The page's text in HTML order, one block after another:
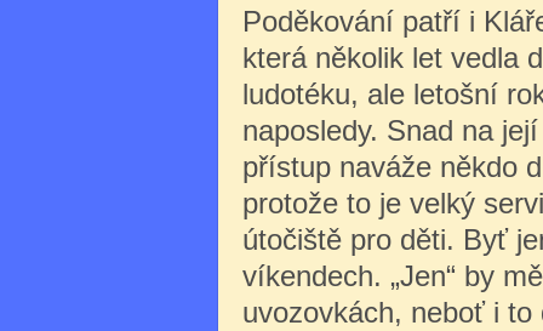
Poděkování patří i
která několik let vedla
ludotéku, ale letošní
naposledy. Snad na
přístup naváže někdo
protože to je velký
útočiště pro děti. Byť
víkendech. „Jen“ by
uvozovkách, neboť i to